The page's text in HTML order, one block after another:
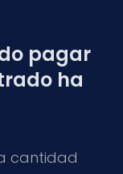
pagar
ha
cantidad